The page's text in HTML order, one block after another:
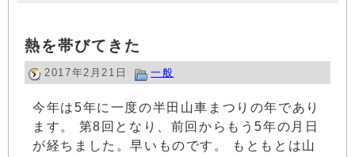
熱を帯びてきた
2017年2月21日 一般
今年は5年に一度の半田山車まつりの年であり
ます。 第8回となり、前回からもう5年の月日
が経ちました。早いものです。 もともとは山